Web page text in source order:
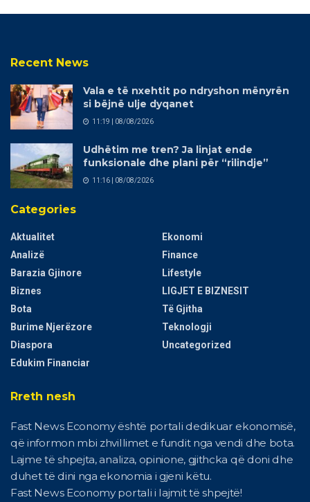
Recent News
Vala e të nxehtit po ndryshon mënyrën
si bëjnë ulje dyqanet
11:19 | 08/08/2026
Udhëtim me tren? Ja linjat ende
funksionale dhe plani për “rilindje”
11:16 | 08/08/2026
Categories
Aktualitet
Analizë
Barazia Gjinore
Biznes
Bota
Burime Njerëzore
Diaspora
Edukim Financiar
Ekonomi
Finance
Lifestyle
LIGJET E BIZNESIT
Të Gjitha
Teknologji
Uncategorized
Rreth nesh
Fast News Economy është portali dedikuar ekonomisë,
që informon mbi zhvillimet e fundit nga vendi dhe bota.
Lajme të shpejta, analiza, opinione, gjithcka që doni dhe
duhet të dini nga ekonomia i gjeni këtu.
Fast News Economy portali i lajmit të shpejtë!